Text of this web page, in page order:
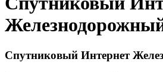
Спутниковый Интернет